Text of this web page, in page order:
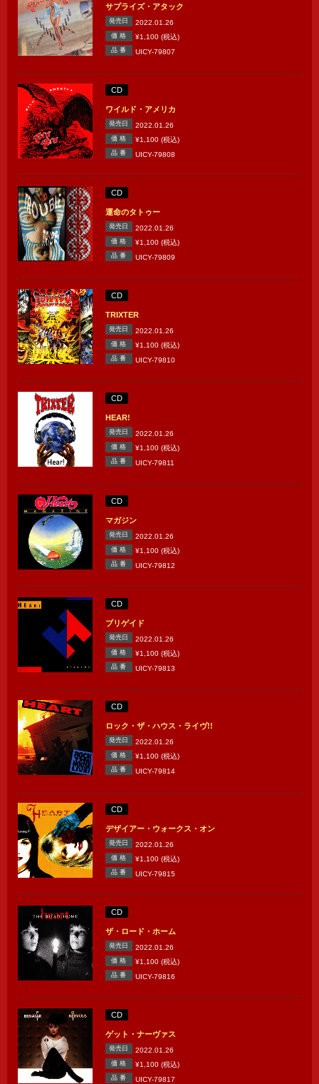
サプライズ・アタック
発売日 2022.01.26
価 格 ¥1,100 (税込)
品 番 UICY-79807
CD
ワイルド・アメリカ
発売日 2022.01.26
価 格 ¥1,100 (税込)
品 番 UICY-79808
CD
運命のタトゥー
発売日 2022.01.26
価 格 ¥1,100 (税込)
品 番 UICY-79809
CD
TRIXTER
発売日 2022.01.26
価 格 ¥1,100 (税込)
品 番 UICY-79810
CD
HEAR!
発売日 2022.01.26
価 格 ¥1,100 (税込)
品 番 UICY-79811
CD
マガジン
発売日 2022.01.26
価 格 ¥1,100 (税込)
品 番 UICY-79812
CD
ブリゲイド
発売日 2022.01.26
価 格 ¥1,100 (税込)
品 番 UICY-79813
CD
ロック・ザ・ハウス・ライヴ!!
発売日 2022.01.26
価 格 ¥1,100 (税込)
品 番 UICY-79814
CD
デザイアー・ウォークス・オン
発売日 2022.01.26
価 格 ¥1,100 (税込)
品 番 UICY-79815
CD
ザ・ロード・ホーム
発売日 2022.01.26
価 格 ¥1,100 (税込)
品 番 UICY-79816
CD
ゲット・ナーヴァス
発売日 2022.01.26
価 格 ¥1,100 (税込)
品 番 UICY-79817